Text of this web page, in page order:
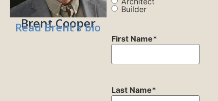
Brent Cooper
Read Brent's bio
Builder
First Name*
Last Name*